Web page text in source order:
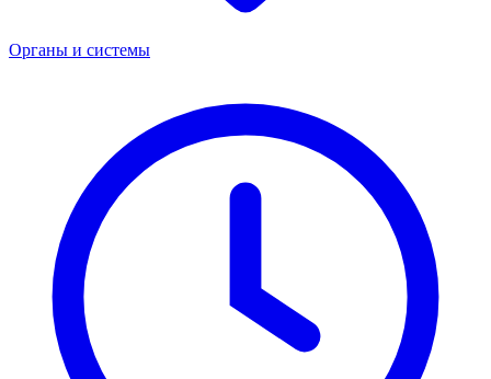
Органы и системы